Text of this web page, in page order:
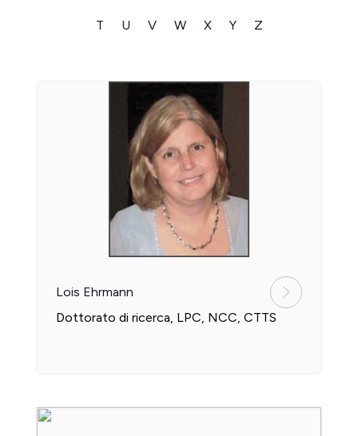
T U V W X Y Z
Lois Ehrmann
Dottorato di ricerca, LPC, NCC, CTTS